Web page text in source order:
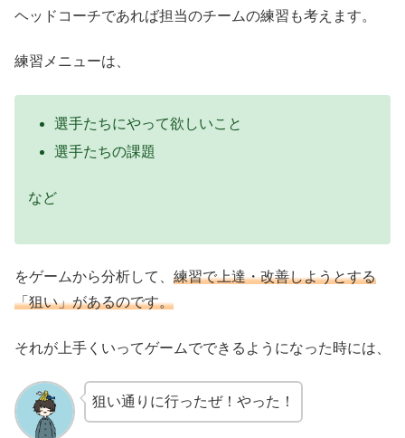
ヘッドコーチであれば担当のチームの練習も考えます。
練習メニューは、
選手たちにやって欲しいこと
選手たちの課題
など
をゲームから分析して、 練習で上達・改善しようとする
「狙い」があるのです。
それが上手くいってゲームでできるようになった時には、
狙い通りに行ったぜ！やった！